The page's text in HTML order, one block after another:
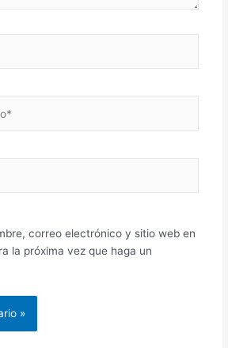
correo electrónico y sitio web en
la próxima vez que haga un